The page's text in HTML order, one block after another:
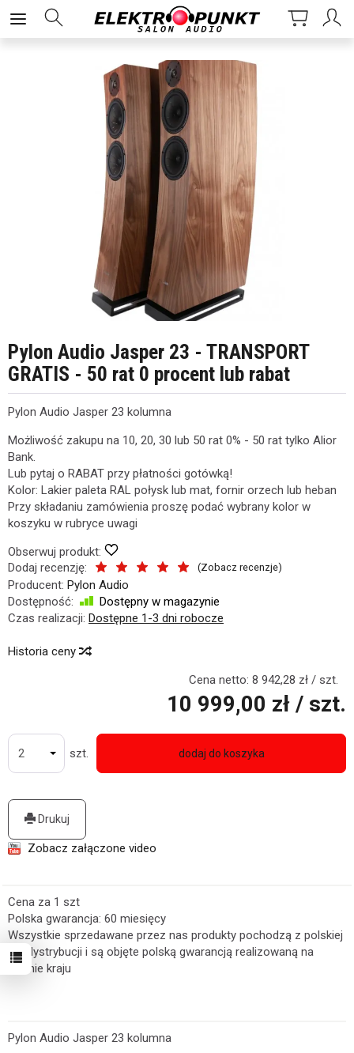
Pylon Audio Jasper 23 - TRANSPORT
GRATIS - 50 rat 0 procent lub rabat
Pylon Audio Jasper 23 kolumna
Możliwość zakupu na 10, 20, 30 lub 50 rat 0% - 50 rat tylko Alior
Bank.
Lub pytaj o RABAT przy płatności gotówką!
Kolor: Lakier paleta RAL połysk lub mat, fornir orzech lub heban
Przy składaniu zamówienia proszę podać wybrany kolor w
koszyku w rubryce uwagi
Obserwuj produkt:
Dodaj recenzję:
(Zobacz recenzje)
Producent: Pylon Audio
Dostępność:
Dostępny w magazynie
Czas realizacji: Dostępne 1-3 dni robocze
Historia ceny
Cena netto: 8 942,28 zł / szt.
10 999,00 zł / szt.
szt. dodaj do koszyka
Drukuj
Zobacz załączone video
Cena za 1 szt
Polska gwarancja: 60 miesięcy
Wszystkie sprzedawane przez nas produkty pochodzą z polskiej
linii dystrybucji i są objęte polską gwarancją realizowaną na
terenie kraju
Pylon Audio Jasper 23 kolumna